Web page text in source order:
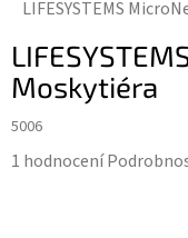
LIFESYSTEMS
Moskytiéra
5006
Průměrné
1 hodnocení